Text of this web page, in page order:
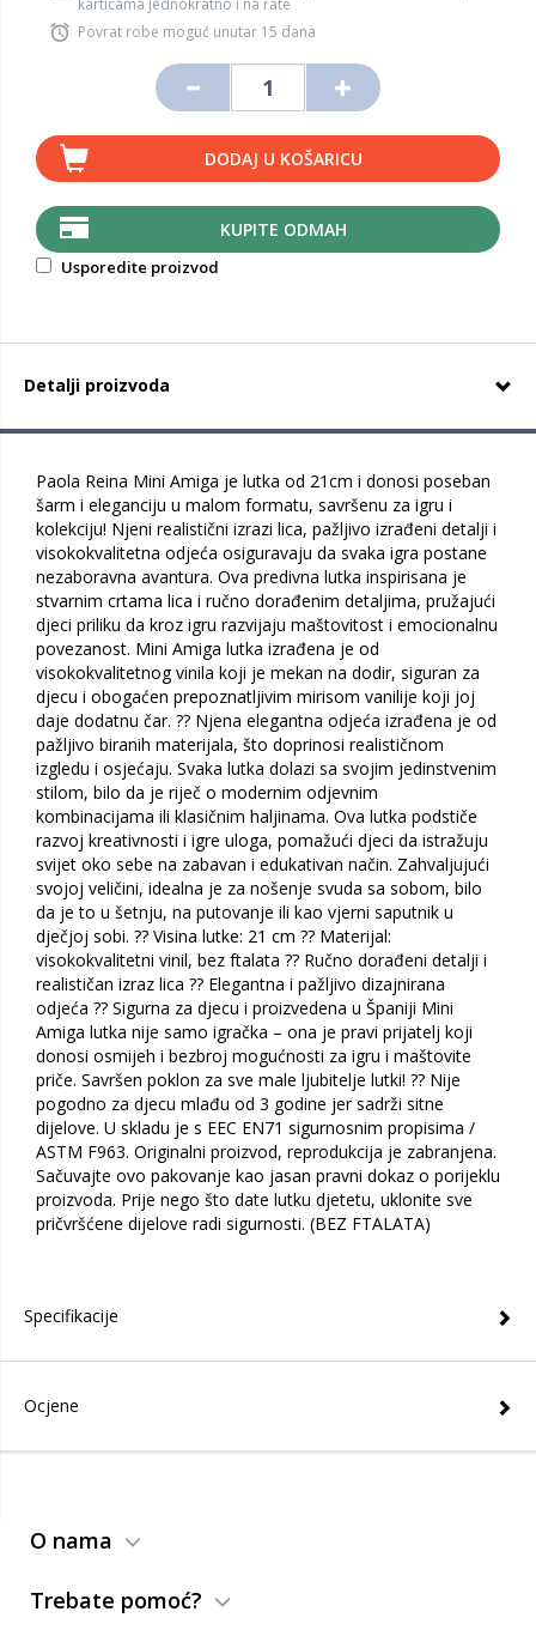
karticama jednokratno i na rate
Povrat robe moguć unutar 15 dana
DODAJ U KOŠARICU
KUPITE ODMAH
Usporedite proizvod
Detalji proizvoda
Paola Reina Mini Amiga je lutka od 21cm i donosi poseban
šarm i eleganciju u malom formatu, savršenu za igru i
kolekciju! Njeni realistični izrazi lica, pažljivo izrađeni detalji i
visokokvalitetna odjeća osiguravaju da svaka igra postane
nezaboravna avantura. Ova predivna lutka inspirisana je
stvarnim crtama lica i ručno dorađenim detaljima, pružajući
djeci priliku da kroz igru razvijaju maštovitost i emocionalnu
povezanost. Mini Amiga lutka izrađena je od
visokokvalitetnog vinila koji je mekan na dodir, siguran za
djecu i obogaćen prepoznatljivim mirisom vanilije koji joj
daje dodatnu čar. ?? Njena elegantna odjeća izrađena je od
pažljivo biranih materijala, što doprinosi realističnom
izgledu i osjećaju. Svaka lutka dolazi sa svojim jedinstvenim
stilom, bilo da je riječ o modernim odjevnim
kombinacijama ili klasičnim haljinama. Ova lutka podstiče
razvoj kreativnosti i igre uloga, pomažući djeci da istražuju
svijet oko sebe na zabavan i edukativan način. Zahvaljujući
svojoj veličini, idealna je za nošenje svuda sa sobom, bilo
da je to u šetnju, na putovanje ili kao vjerni saputnik u
dječjoj sobi. ?? Visina lutke: 21 cm ?? Materijal:
visokokvalitetni vinil, bez ftalata ?? Ručno dorađeni detalji i
realističan izraz lica ?? Elegantna i pažljivo dizajnirana
odjeća ?? Sigurna za djecu i proizvedena u Španiji Mini
Amiga lutka nije samo igračka – ona je pravi prijatelj koji
donosi osmijeh i bezbroj mogućnosti za igru i maštovite
priče. Savršen poklon za sve male ljubitelje lutki! ?? Nije
pogodno za djecu mlađu od 3 godine jer sadrži sitne
dijelove. U skladu je s EEC EN71 sigurnosnim propisima /
ASTM F963. Originalni proizvod, reprodukcija je zabranjena.
Sačuvajte ovo pakovanje kao jasan pravni dokaz o porijeklu
proizvoda. Prije nego što date lutku djetetu, uklonite sve
pričvršćene dijelove radi sigurnosti. (BEZ FTALATA)
Specifikacije
Ocjene
O nama
Trebate pomoć?